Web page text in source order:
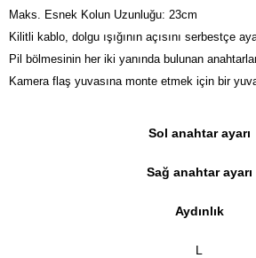
Maks. Esnek Kolun Uzunluğu: 23cm
Kilitli kablo, dolgu ışığının açısını serbestçe
Pil bölmesinin her iki yanında bulunan
Kamera flaş yuvasına monte etmek için bir
Sol anahtar ayarı
Sağ anahtar ayarı
Aydınlık
L